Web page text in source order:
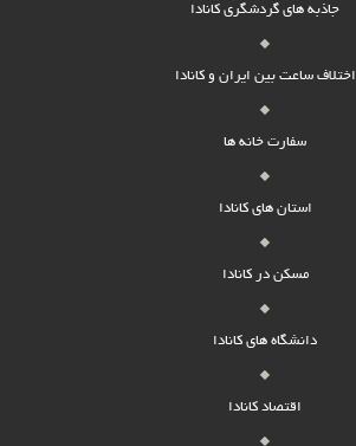
جاذبه های گردشگری کانادا
اختلاف ساعت بین ایران و کانادا
سفارت خانه ها
استان های کانادا
مسکن در کانادا
دانشگاه های کانادا
اقتصاد کانادا